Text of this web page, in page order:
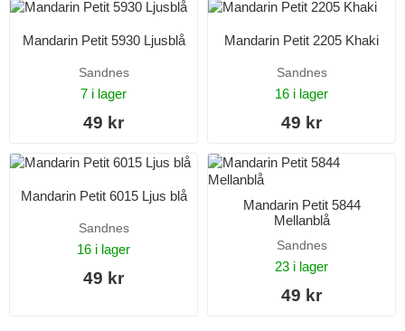
Mandarin Petit 5930 Ljusblå
Sandnes
7 i lager
49 kr
Mandarin Petit 2205 Khaki
Sandnes
16 i lager
49 kr
Mandarin Petit 6015 Ljus blå
Sandnes
16 i lager
49 kr
Mandarin Petit 5844
Mellanblå
Sandnes
23 i lager
49 kr